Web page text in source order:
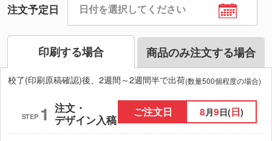
注文予定日
印刷する場合 商品のみ注文する場合
校了(印刷原稿確認)後、2週間～2週間半で出荷(数量500個程度の場合)
STEP 1 注文・
デザイン入稿
ご注文日 8月9日(日)